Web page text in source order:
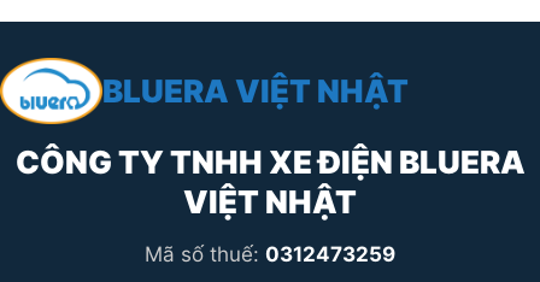
BLUERA VIỆT NHẬT
CÔNG TY TNHH XE ĐIỆN BLUERA
VIỆT NHẬT
Mã số thuế: 0312473259